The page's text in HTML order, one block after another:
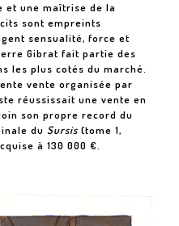
et une maîtrise de la
sont empreints
sensualité, force et
Gibrat fait partie des
les plus cotés du marché.
vente organisée par
réussissait une vente en
son propre record du
du Sursis (tome 1,
à 130 000 €.